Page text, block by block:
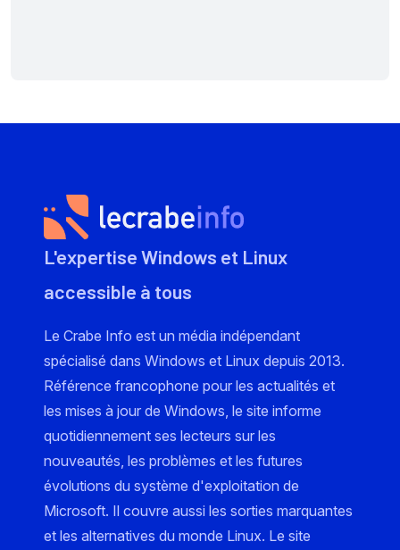
L'expertise Windows et Linux
accessible à tous
Le Crabe Info est un média indépendant
spécialisé dans Windows et Linux depuis 2013.
Référence francophone pour les actualités et
les mises à jour de Windows, le site informe
quotidiennement ses lecteurs sur les
nouveautés, les problèmes et les futures
évolutions du système d'exploitation de
Microsoft. Il couvre aussi les sorties marquantes
et les alternatives du monde Linux. Le site